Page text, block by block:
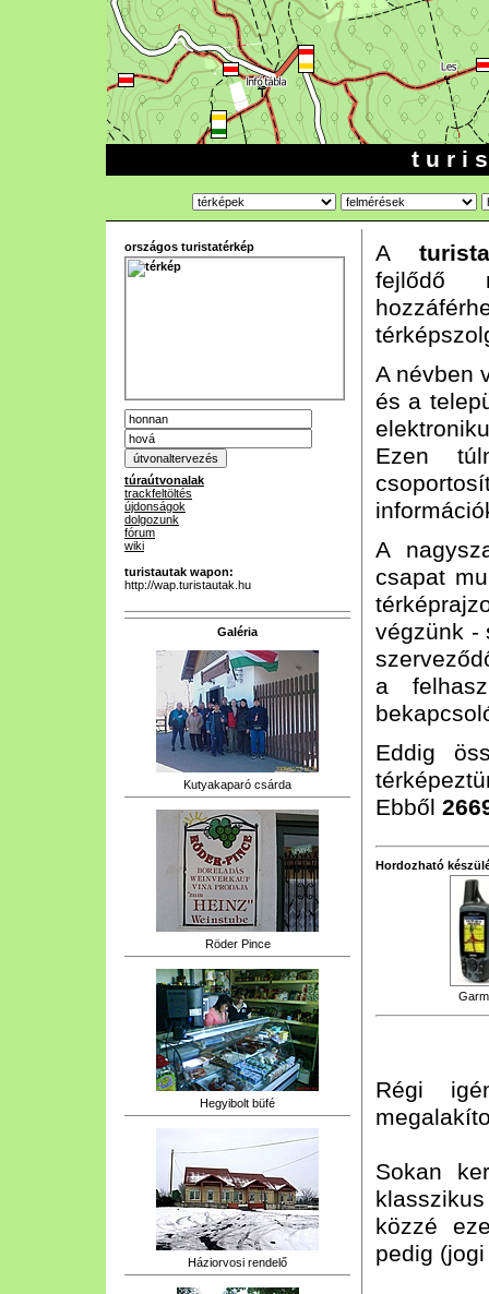
t u r i
országos turistatérkép
túraútvonalak
trackfeltöltés
újdonságok
dolgozunk
fórum
wiki
turistautak wapon:
http://wap.turistautak.hu
Galéria
Kutyakaparó csárda
Röder Pince
Hegyibolt büfé
Háziorvosi rendelő
A
fejlődő
A névben
és a
Ezen
A
csapat
végzünk -
a
Eddig
Ebből
Hordozható
Régi
Sokan
közzé
pedig